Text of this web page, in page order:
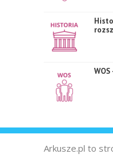
Arkusze.pl to